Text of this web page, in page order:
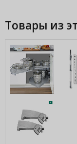
Товары из